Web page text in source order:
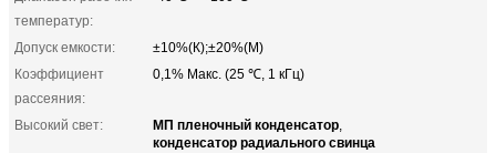
температур:
Допуск емкости:
±10%(К);±20%(М)
Коэффициент
рассеяния:
0,1% Макс. (25 ℃, 1 кГц)
Высокий свет: МП пленочный конденсатор,
конденсатор радиального свинца